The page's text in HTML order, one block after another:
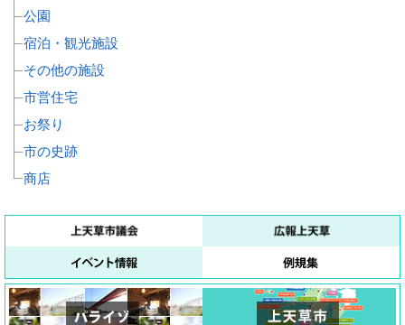
公園
宿泊・観光施設
その他の施設
市営住宅
お祭り
市の史跡
商店